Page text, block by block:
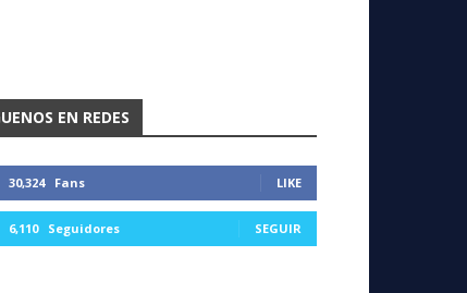
EN REDES
30,324 Fans LIKE
6,110 Seguidores SEGUIR